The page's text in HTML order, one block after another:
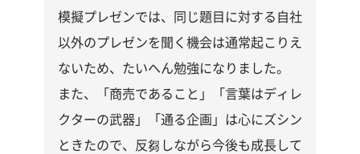
模擬プレゼンでは、同じ題目に対する自社
以外のプレゼンを聞く機会は通常起こりえ
ないため、たいへん勉強になりました。
また、「商売であること」「言葉はディレ
クターの武器」「通る企画」は心にズシン
ときたので、反芻しながら今後も成長して